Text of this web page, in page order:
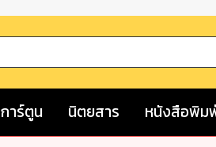
การ์ตูน นิตยสาร หนังสือพิม